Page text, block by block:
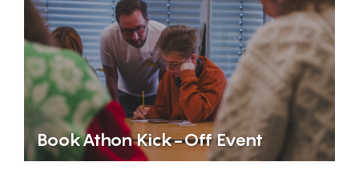
BookAthon Kick-Off Event